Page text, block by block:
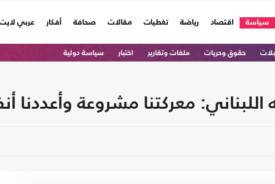
سياسة اقتصاد رياضة تغطيات مقالات صحافة أفكار عربي لايت
حقوق وحريات ملفات وتقارير اختبار سياسة دولية
اللبناني: معركتنا مشروعة وأعددنا